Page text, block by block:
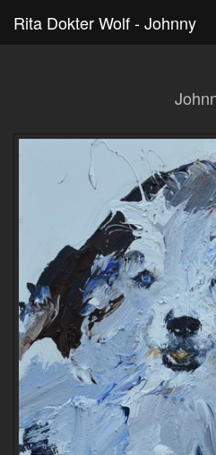
Rita Dokter Wolf - Johnny